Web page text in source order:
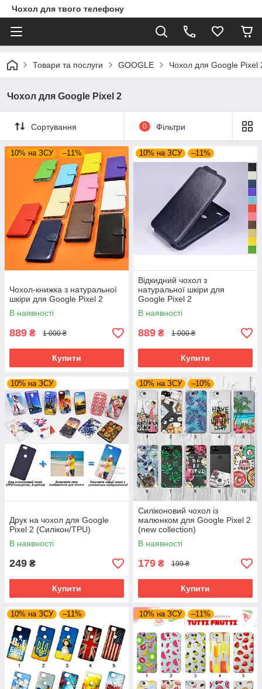
Чохол для твого телефону
Товари та послуги GOOGLE Чохол для Google Pixel
Чохол для Google Pixel 2
Сортування 0 Фільтри
10% на ЗСУ –11%
Чохол-книжка з натуральної
шкіри для Google Pixel 2
В наявності
889 ₴ 1 000 ₴
Купити
10% на ЗСУ –11%
Відкидний чохол з
натуральної шкіри для
Google Pixel 2
В наявності
889 ₴ 1 000 ₴
Купити
10% на ЗСУ
Друк на чохол для Google
Pixel 2 (Силікон/TPU)
В наявності
249 ₴
Купити
10% на ЗСУ –10%
Силіконовий чохол із
малюнком для Google Pixel 2
(new collection)
В наявності
179 ₴ 199 ₴
Купити
10% на ЗСУ –11% 10% на ЗСУ –11%